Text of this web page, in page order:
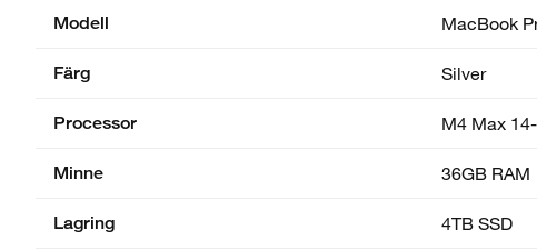
Modell MacBook
Färg Silver
Processor M4 Max
Minne 36GB RAM
Lagring 4TB SSD